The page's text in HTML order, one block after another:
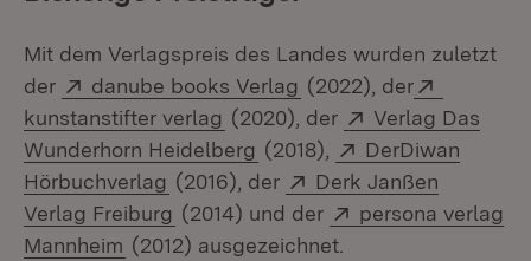
Mit dem Verlagspreis des Landes wurden zuletzt
der
Extern:
danube books Verlag (Öffnet in neuem
(2022), der
kunstanstifter verlag (Öffnet in neuem Fenster)
(2020), der Extern:
Verlag Das
Wunderhorn Heidelberg (Öffnet in neuem Fenster)
(2018), Extern:
DerDiwan
Hörbuchverlag (Öffnet in neuem Fenster)
(2016), der Extern:
Derk Janßen
Verlag Freiburg (Öffnet in neuem Fenster)
(2014) und der Extern:
persona verlag
Mannheim (Öffnet in neuem Fenster)
(2012) ausgezeichnet.